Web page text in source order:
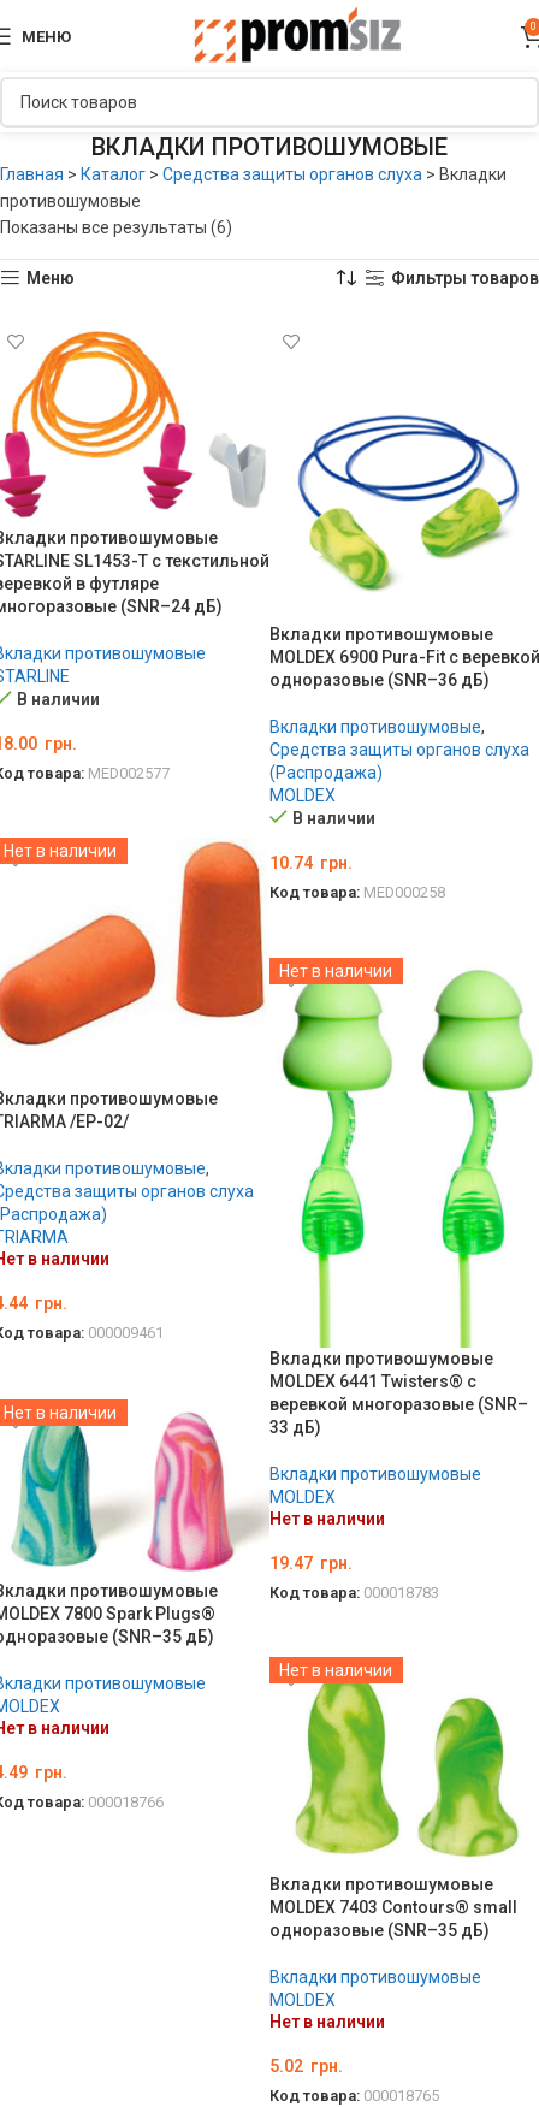
МЕНЮ
0
ВКЛАДКИ ПРОТИВОШУМОВЫЕ
Главная > Каталог > Средства защиты органов слуха > Вкладки
противошумовые
Показаны все результаты (6)
Меню Фильтры товаров
противошумовые
SL1453-T с текстильной
в футляре
(SNR–24 дБ)
противошумовые
В наличии
грн.
товара: MED002577
Вкладки противошумовые
MOLDEX 6900 Pura-Fit с веревкой
одноразовые (SNR–36 дБ)
Вкладки противошумовые,
Средства защиты органов слуха
(Распродажа)
MOLDEX
В наличии
10.74 грн.
Код товара: MED000258
Нет в наличии
противошумовые
/EP-02/
противошумовые,
защиты органов слуха
в наличии
грн.
товара: 000009461
Нет в наличии
Вкладки противошумовые
MOLDEX 6441 Twisters® с
веревкой многоразовые (SNR–
33 дБ)
Вкладки противошумовые
MOLDEX
Нет в наличии
19.47 грн.
Код товара: 000018783
Нет в наличии
противошумовые
7800 Spark Plugs®
(SNR–35 дБ)
противошумовые
в наличии
грн.
товара: 000018766
Нет в наличии
Вкладки противошумовые
MOLDEX 7403 Contours® small
одноразовые (SNR–35 дБ)
Вкладки противошумовые
MOLDEX
Нет в наличии
5.02 грн.
Код товара: 000018765